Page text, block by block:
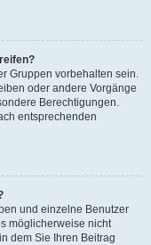
Gruppen vorbehalten sein.
oder andere Vorgänge
Berechtigungen.
entsprechenden
und einzelne Benutzer
möglicherweise nicht
dem Sie Ihren Beitrag